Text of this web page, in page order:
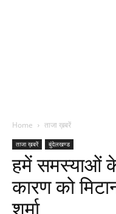
Home ताजा ख़बरें
ताजा ख़बरें बुंदेलखण्ड
हमें समस्याओं
कारण को
शर्मा